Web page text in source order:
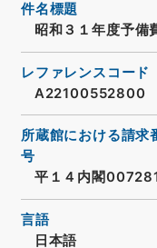
件名標題
昭和３１年度予備
レファレンスコード
A22100552800
所蔵館における請求
号
平１４内閣
言語
日本語